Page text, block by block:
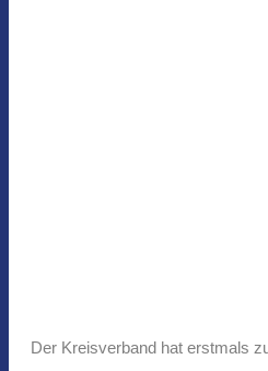
Der Kreisverband hat erstmals